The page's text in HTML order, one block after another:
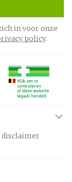
in voor onze
policy.
disclaimer